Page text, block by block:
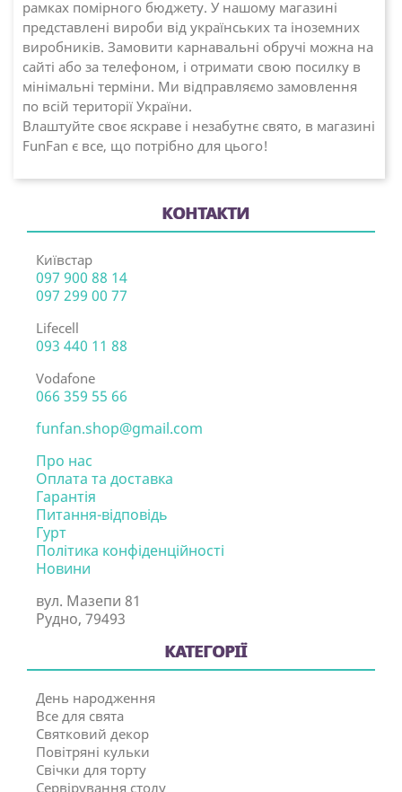
рамках помірного бюджету. У нашому магазині
представлені вироби від українських та іноземних
виробників. Замовити карнавальні обручі можна на
сайті або за телефоном, і отримати свою посилку в
мінімальні терміни. Ми відправляємо замовлення
по всій території України.
Влаштуйте своє яскраве і незабутнє свято, в магазині
FunFan є все, що потрібно для цього!
КОНТАКТИ
Київстар
097 900 88 14
097 299 00 77
Lifecell
093 440 11 88
Vodafone
066 359 55 66
funfan.shop@gmail.com
Про нас
Оплата та доставка
Гарантія
Питання-відповідь
Гурт
Політика конфіденційності
Новини
вул. Мазепи 81
Рудно, 79493
КАТЕГОРІЇ
День народження
Все для свята
Святковий декор
Повітряні кульки
Свічки для торту
Сервірування столу